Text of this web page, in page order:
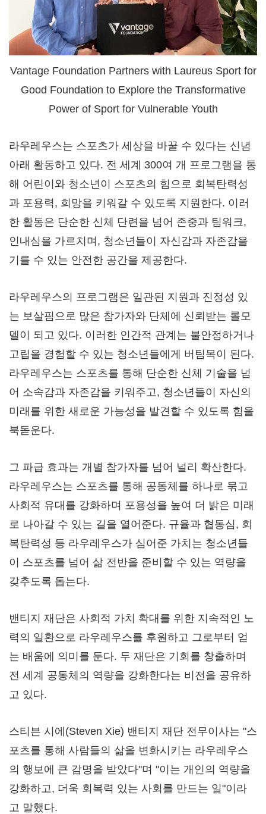
Vantage Foundation Partners with Laureus Sport for
Good Foundation to Explore the Transformative
Power of Sport for Vulnerable Youth
라우레우스는 스포츠가 세상을 바꿀 수 있다는 신념
아래 활동하고 있다. 전 세계 300여 개 프로그램을 통
해 어린이와 청소년이 스포츠의 힘으로 회복탄력성
과 포용력, 희망을 키워갈 수 있도록 지원한다. 이러
한 활동은 단순한 신체 단련을 넘어 존중과 팀워크,
인내심을 가르치며, 청소년들이 자신감과 자존감을
기를 수 있는 안전한 공간을 제공한다.
라우레우스의 프로그램은 일관된 지원과 진정성 있
는 보살핌으로 많은 참가자와 단체에 신뢰받는 롤모
델이 되고 있다. 이러한 인간적 관계는 불안정하거나
고립을 경험할 수 있는 청소년들에게 버팀목이 된다.
라우레우스는 스포츠를 통해 단순한 신체 기술을 넘
어 소속감과 자존감을 키워주고, 청소년들이 자신의
미래를 위한 새로운 가능성을 발견할 수 있도록 힘을
북돋운다.
그 파급 효과는 개별 참가자를 넘어 널리 확산한다.
라우레우스는 스포츠를 통해 공동체를 하나로 묶고
사회적 유대를 강화하며 포용성을 높여 더 밝은 미래
로 나아갈 수 있는 길을 열어준다. 규율과 협동심, 회
복탄력성 등 라우레우스가 심어준 가치는 청소년들
이 스포츠를 넘어 삶 전반을 준비할 수 있는 역량을
갖추도록 돕는다.
밴티지 재단은 사회적 가치 확대를 위한 지속적인 노
력의 일환으로 라우레우스를 후원하고 그로부터 얻
는 배움에 의미를 둔다. 두 재단은 기회를 창출하며
전 세계 공동체의 역량을 강화한다는 비전을 공유하
고 있다.
스티븐 시에(Steven Xie) 밴티지 재단 전무이사는 "스
포츠를 통해 사람들의 삶을 변화시키는 라우레우스
의 행보에 큰 감명을 받았다"며 "이는 개인의 역량을
강화하고, 더욱 회복력 있는 사회를 만드는 일"이라
고 말했다.